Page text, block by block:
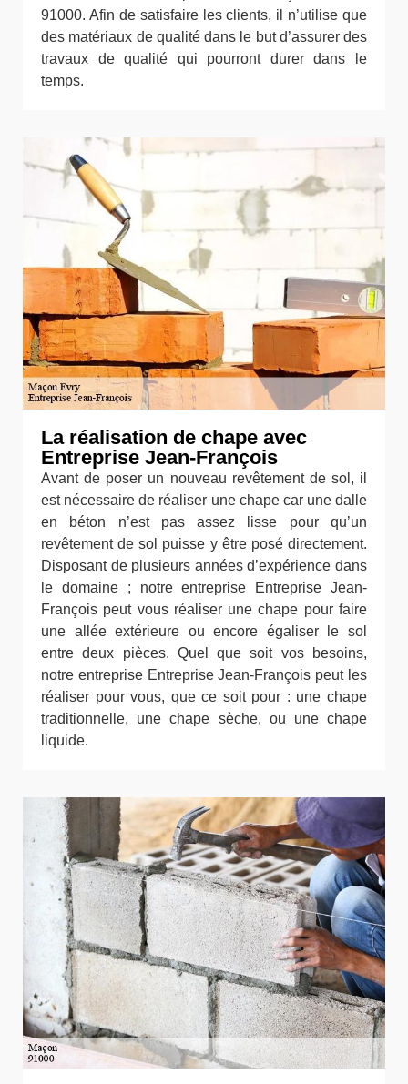
91000. Afin de satisfaire les clients, il n’utilise que
des matériaux de qualité dans le but d’assurer des
travaux de qualité qui pourront durer dans le
temps.
La réalisation de chape avec
Entreprise Jean-François
Avant de poser un nouveau revêtement de sol, il
est nécessaire de réaliser une chape car une dalle
en béton n’est pas assez lisse pour qu’un
revêtement de sol puisse y être posé directement.
Disposant de plusieurs années d’expérience dans
le domaine ; notre entreprise Entreprise Jean-
François peut vous réaliser une chape pour faire
une allée extérieure ou encore égaliser le sol
entre deux pièces. Quel que soit vos besoins,
notre entreprise Entreprise Jean-François peut les
réaliser pour vous, que ce soit pour : une chape
traditionnelle, une chape sèche, ou une chape
liquide.